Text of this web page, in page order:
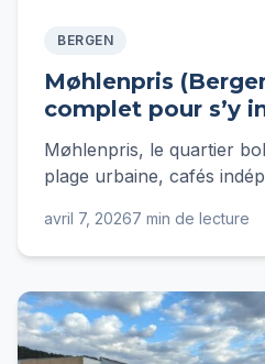
BERGEN
Møhlenpris
complet pour s’y
Møhlenpris, le quartier
plage urbaine, cafés
d'expatriée pour s'y
avril 7, 20267 min de lecture